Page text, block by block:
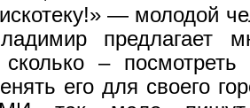
— молодой
предлагает
сколько –
его для своего